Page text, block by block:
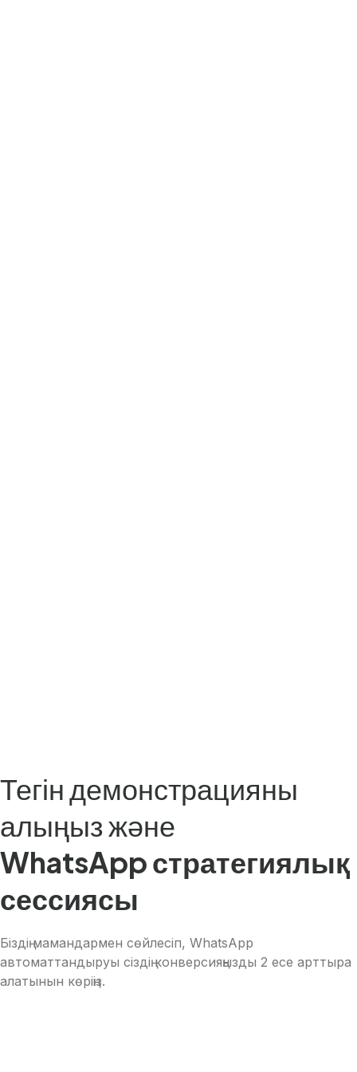
Тегін демонстрацияны
алыңыз және
WhatsApp стратегиялық
сессиясы
Біздің мамандармен сөйлесіп, WhatsApp
автоматтандыруы сіздің конверсияңызды 2 есе арттыра
алатынын көріңіз.